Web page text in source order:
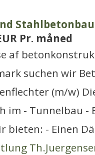
Pr. måned
af
suchen wir
(m/w)
im - Tunnelbau -
bieten: - Einen